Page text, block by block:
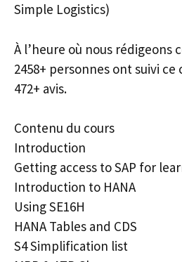
Simple Logistics)
À l’heure où nous rédigeons
2458+ personnes ont suivi
472+ avis.
Contenu du cours
Introduction
Getting access to SAP for
Introduction to HANA
Using SE16H
HANA Tables and CDS
S4 Simplification list